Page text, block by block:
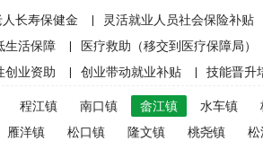
长寿保健金 | 灵活就业人员社会保险补贴
生活保障 | 医疗救助（移交到医疗保障局）
创业资助 | 创业带动就业补贴 | 技能晋升
助（2021年秋季学期起不再实施） | 中等
贴（2015年更改为“耕地地力保护补贴”） |
程江镇 南口镇 畲江镇 水车镇
雁洋镇 松口镇 隆文镇 桃尧镇